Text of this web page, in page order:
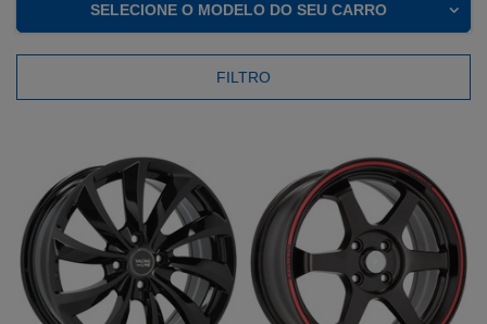
SELECIONE O MODELO DO SEU CARRO
FILTRO